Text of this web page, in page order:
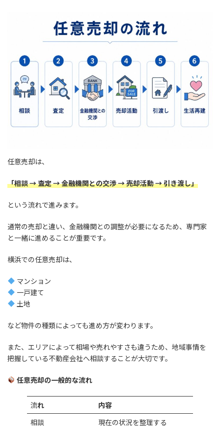
任意売却は、
「相談 → 査定 → 金融機関との交渉 → 売却活動 → 引き渡し」
という流れで進みます。
通常の売却と違い、金融機関との調整が必要になるため、専門家
と一緒に進めることが重要です。
横浜での任意売却は、
マンション
一戸建て
土地
など物件の種類によっても進め方が変わります。
また、エリアによって相場や売れやすさも違うため、地域事情を
把握している不動産会社へ相談することが大切です。
任意売却の一般的な流れ
流れ
内容
相談
現在の状況を整理する